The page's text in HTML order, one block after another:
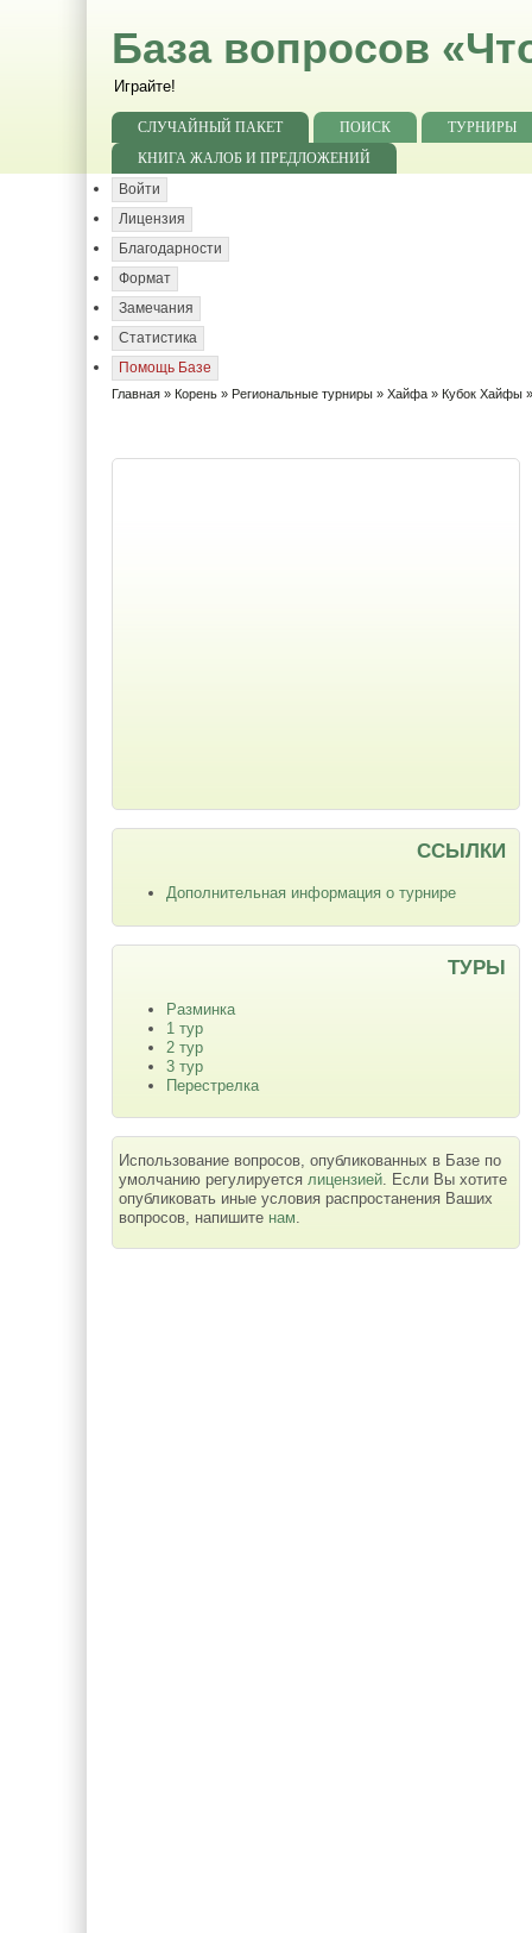
База вопросов
Играйте!
СЛУЧАЙНЫЙ ПАКЕТ ПОИСК
ТУРНИРЫ
КНИГА ЖАЛОБ И ПРЕДЛОЖЕНИЙ
Войти
Лицензия
Благодарности
Формат
Замечания
Статистика
Помощь Базе
Главная » Корень » Региональные турниры » Хайфа » Кубок Хайфы
ССЫЛКИ
Дополнительная информация о турнире
ТУРЫ
Разминка
1 тур
2 тур
3 тур
Перестрелка
Использование вопросов, опубликованных в Базе по
умолчанию регулируется лицензией . Если Вы хотите
опубликовать иные условия распростанения Ваших
вопросов, напишите нам